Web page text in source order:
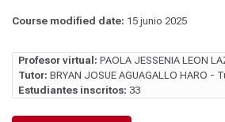
Course modified date: 15 junio 2025
Profesor virtual: PAOLA JESSENIA LEON
Tutor: BRYAN JOSUE AGUAGALLO HARO -
Estudiantes inscritos: 33